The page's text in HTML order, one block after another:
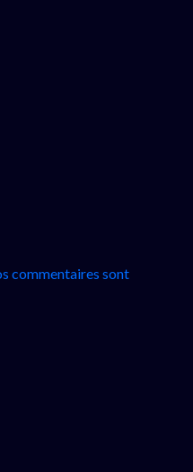
commentaires sont